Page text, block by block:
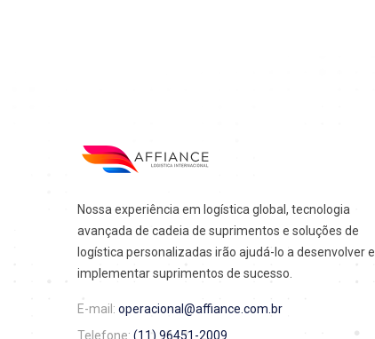
Nossa experiência em logística global, tecnologia
avançada de cadeia de suprimentos e soluções de
logística personalizadas irão ajudá-lo a desenvolver e
implementar suprimentos de sucesso.
E-mail: operacional@affiance.com.br
Telefone: (11) 96451-2009